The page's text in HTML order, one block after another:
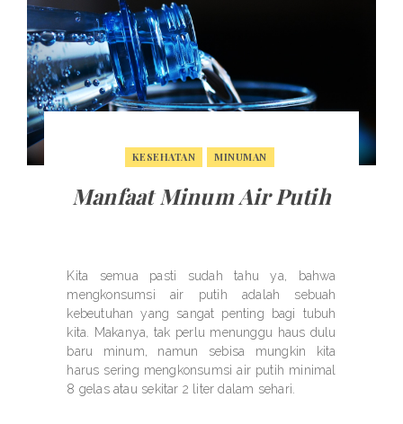
KESEHATAN MINUMAN
Manfaat Minum Air Putih
Kita semua pasti sudah tahu ya, bahwa
mengkonsumsi air putih adalah sebuah
kebeutuhan yang sangat penting bagi tubuh
kita. Makanya, tak perlu menunggu haus dulu
baru minum, namun sebisa mungkin kita
harus sering mengkonsumsi air putih minimal
8 gelas atau sekitar 2 liter dalam sehari.